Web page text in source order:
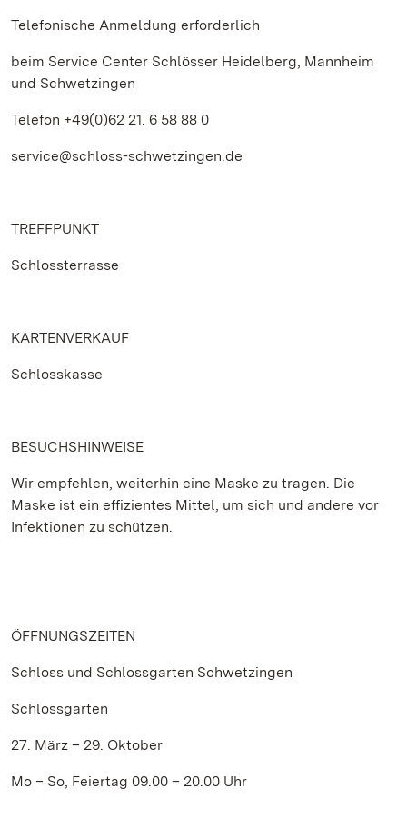
Telefonische Anmeldung erforderlich
beim Service Center Schlösser Heidelberg, Mannheim
und Schwetzingen
Telefon +49(0)62 21. 6 58 88 0
service@schloss-schwetzingen.de
TREFFPUNKT
Schlossterrasse
KARTENVERKAUF
Schlosskasse
BESUCHSHINWEISE
Wir empfehlen, weiterhin eine Maske zu tragen. Die
Maske ist ein effizientes Mittel, um sich und andere vor
Infektionen zu schützen.
ÖFFNUNGSZEITEN
Schloss und Schlossgarten Schwetzingen
Schlossgarten
27. März – 29. Oktober
Mo – So, Feiertag 09.00 – 20.00 Uhr